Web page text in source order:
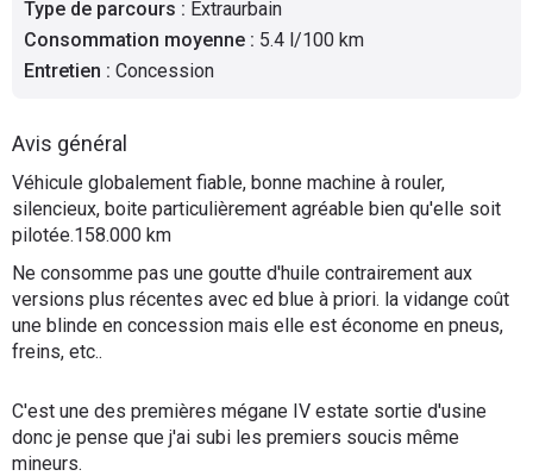
Forum
Marques
Type de parcours : Extraurbain
Consommation moyenne : 5.4 l/100 km
Entretien : Concession
Avis général
Véhicule globalement fiable, bonne machine à rouler,
silencieux, boite particulièrement agréable bien qu'elle soit
pilotée.158.000 km
Ne consomme pas une goutte d'huile contrairement aux
versions plus récentes avec ed blue à priori. la vidange coût
une blinde en concession mais elle est économe en pneus,
freins, etc..
C'est une des premières mégane IV estate sortie d'usine
donc je pense que j'ai subi les premiers soucis même
mineurs.